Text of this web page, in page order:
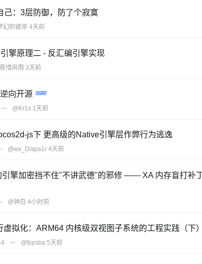
己：3层防御，防了个寂寞
幻的彼岸 4天前
擎原理二 - 反汇编引擎实现
惜风雨 3天前
向开源
@Kr1s 1天前
js下 更高级的Native引擎层作弊行为逃逸
@wx_Dispa1r 4天前
引擎加密挡不住"不讲武德"的邪修 —— XA 内存盲打补
@钟白 4小时前
虚拟化：ARM64 内核级双视图子系统的工程实践（下）
@fjqisba 5天前